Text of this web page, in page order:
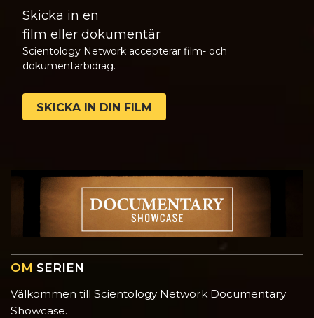
Skicka in en
film eller dokumentär
Scientology Network accepterar film- och
dokumentärbidrag.
SKICKA IN DIN FILM
OM SERIEN
Välkommen till Scientology Network Documentary
Showcase.